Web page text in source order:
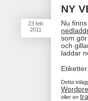
23 feb
2011
NY
Nu
som
och
laddar
Etiketter:
Detta
eller en